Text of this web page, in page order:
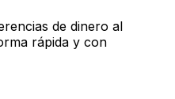
de dinero al
rápida y con